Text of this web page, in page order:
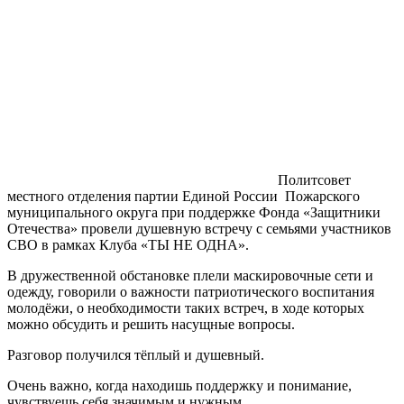
Политсовет
местного отделения партии Единой России Пожарского
муниципального округа при поддержке Фонда «Защитники
Отечества» провели душевную встречу с семьями участников
СВО в рамках Клуба «ТЫ НЕ ОДНА».
В дружественной обстановке плели маскировочные сети и
одежду, говорили о важности патриотического воспитания
молодёжи, о необходимости таких встреч, в ходе которых
можно обсудить и решить насущные вопросы.
Разговор получился тёплый и душевный.
Очень важно, когда находишь поддержку и понимание,